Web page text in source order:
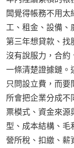
闆覺得帳務不用太
工、租金、設備、
第三年想貸款、找
沒有說服力，合約
一條清楚證據鏈。
只問設立費，而
所會把企業分成不
票模式、資金來源
型、成本結構、毛
營所稅、扣繳、薪